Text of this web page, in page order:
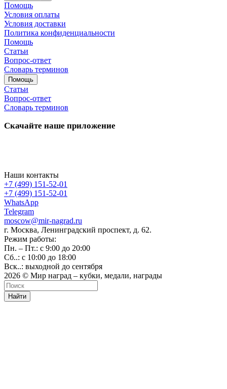
Помощь
Условия оплаты
Условия доставки
Политика конфиденциальности
Помощь
Статьи
Вопрос-ответ
Словарь терминов
Помощь
Статьи
Вопрос-ответ
Словарь терминов
Скачайте наше приложение
Наши контакты
+7 (499) 151-52-01
+7 (499) 151-52-01
WhatsApp
Telegram
moscow@mir-nagrad.ru
г. Москва, Ленинградский проспект, д. 62.
Режим работы:
Пн. – Пт.: с 9:00 до 20:00
Сб..: с 10:00 до 18:00
Вск..: выходной до сентября
2026 © Мир наград – кубки, медали, награды
Найти